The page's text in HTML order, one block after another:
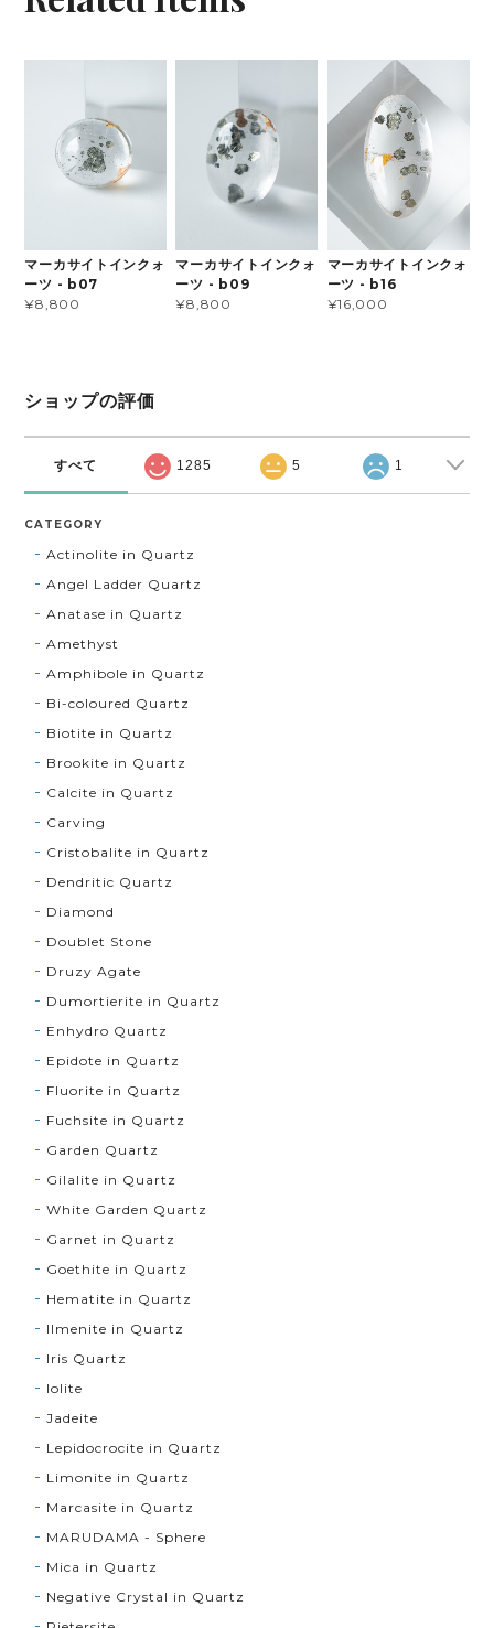
マーカサイトインクォ
ーツ - b07
¥8,800
マーカサイトインクォ
ーツ - b09
¥8,800
マーカサイトインクォ
ーツ - b16
¥16,000
ショップの評価
すべて 1285 5 1
CATEGORY
Actinolite in Quartz
Angel Ladder Quartz
Anatase in Quartz
Amethyst
Amphibole in Quartz
Bi-coloured Quartz
Biotite in Quartz
Brookite in Quartz
Calcite in Quartz
Carving
Cristobalite in Quartz
Dendritic Quartz
Diamond
Doublet Stone
Druzy Agate
Dumortierite in Quartz
Enhydro Quartz
Epidote in Quartz
Fluorite in Quartz
Fuchsite in Quartz
Garden Quartz
Gilalite in Quartz
White Garden Quartz
Garnet in Quartz
Goethite in Quartz
Hematite in Quartz
Ilmenite in Quartz
Iris Quartz
Iolite
Jadeite
Lepidocrocite in Quartz
Limonite in Quartz
Marcasite in Quartz
MARUDAMA - Sphere
Mica in Quartz
Negative Crystal in Quartz